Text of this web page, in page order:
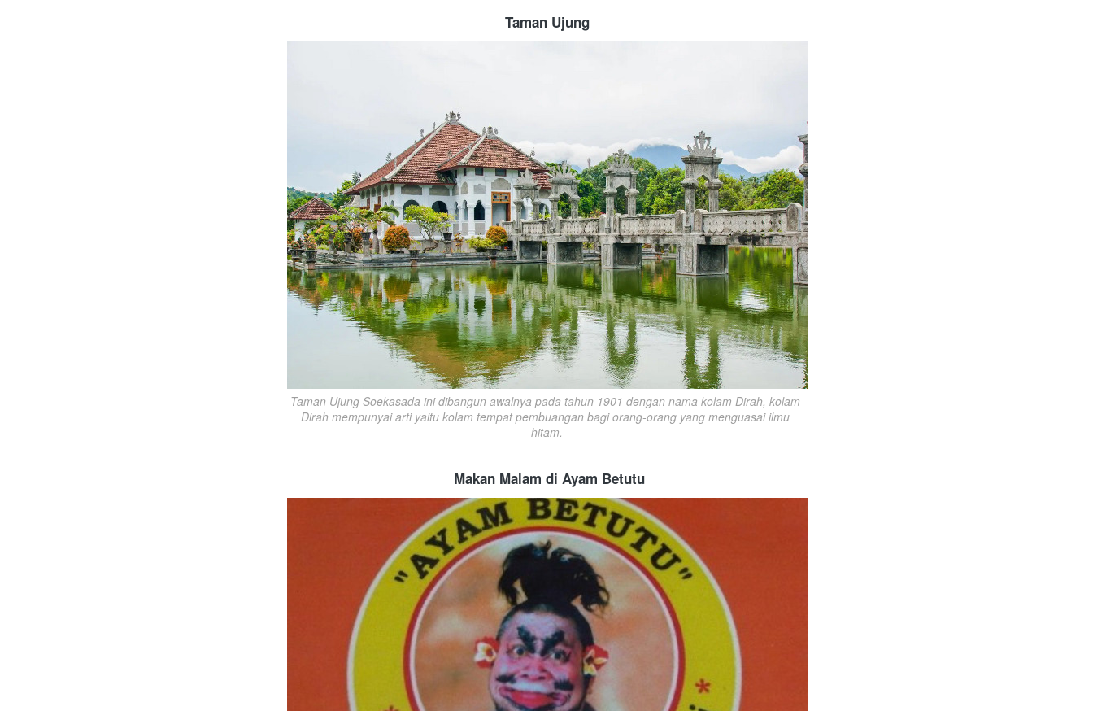
Taman Ujung
Taman Ujung Soekasada ini dibangun awalnya pada tahun 1901 dengan nama kolam Dirah, kolam
Dirah mempunyai arti yaitu kolam tempat pembuangan bagi orang-orang yang menguasai ilmu
hitam.
Makan Malam di Ayam Betutu